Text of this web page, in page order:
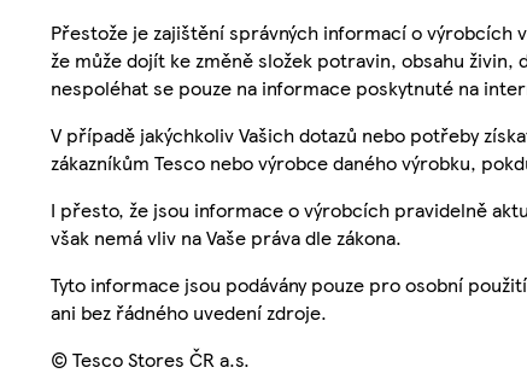
Přestože je zajištění správných informací o výrobcích
že může dojít ke změně složek potravin, obsahu
nespoléhat se pouze na informace poskytnuté na
V případě jakýchkoliv Vašich dotazů nebo potřeby
zákazníkům Tesco nebo výrobce daného výrobku,
I přesto, že jsou informace o výrobcích pravidelně
však nemá vliv na Vaše práva dle zákona.
Tyto informace jsou podávány pouze pro osobní
ani bez řádného uvedení zdroje.
© Tesco Stores ČR a.s.